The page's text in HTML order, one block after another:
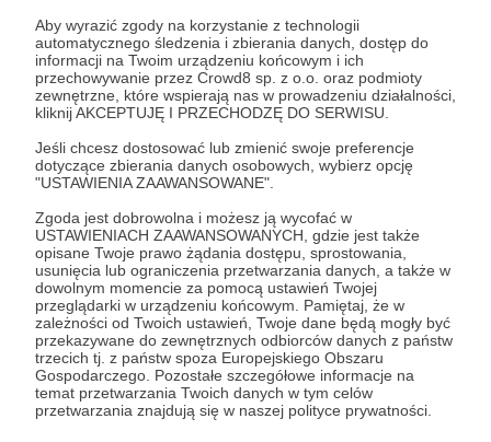
Aby wyrazić zgody na korzystanie z technologii
automatycznego śledzenia i zbierania danych, dostęp do
informacji na Twoim urządzeniu końcowym i ich
przechowywanie przez Crowd8 sp. z o.o. oraz podmioty
zewnętrzne, które wspierają nas w prowadzeniu działalności,
kliknij AKCEPTUJĘ I PRZECHODZĘ DO SERWISU.
Jeśli chcesz dostosować lub zmienić swoje preferencje
dotyczące zbierania danych osobowych, wybierz opcję
"USTAWIENIA ZAAWANSOWANE".
Zgoda jest dobrowolna i możesz ją wycofać w
USTAWIENIACH ZAAWANSOWANYCH, gdzie jest także
opisane Twoje prawo żądania dostępu, sprostowania,
usunięcia lub ograniczenia przetwarzania danych, a także w
dowolnym momencie za pomocą ustawień Twojej
przeglądarki w urządzeniu końcowym. Pamiętaj, że w
zależności od Twoich ustawień, Twoje dane będą mogły być
przekazywane do zewnętrznych odbiorców danych z państw
trzecich tj. z państw spoza Europejskiego Obszaru
Gospodarczego. Pozostałe szczegółowe informacje na
temat przetwarzania Twoich danych w tym celów
przetwarzania znajdują się w naszej polityce prywatności.
* Zapoznałem się i akceptujęRegulaminserwisu oraz
* Wyrażam zgodę na przetwarzanie moich danych
osobowych podanych w formularzu rejestracyjnym w celu
prawidłowego świadczenia usług serwisu Patronite.
Wyrażam zgodę na otrzymywanie drogą elektroniczną
informacji handlowych - newslettera. Opcja ta może zostać
zmieniona w ustawieniach konta.